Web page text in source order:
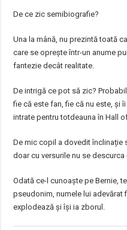
De ce zic semibiografie?
Una la mână, nu prezintă toată
care se oprește într-un anume
fantezie decât realitate.
De intrigă ce pot să zic?
fie că este fan, fie că nu este, și
intrate pentru totdeauna în Hall
De mic copil a dovedit înclinație
doar cu versurile nu se descurca
Odată ce-l cunoaște pe Bernie,
pseudonim, numele lui adevărat
explodează și își ia zborul.